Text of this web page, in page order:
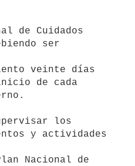
ser
de cada
los
y actividades